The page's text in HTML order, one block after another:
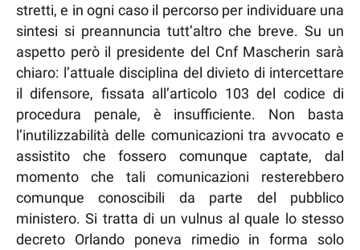
stretti, e in ogni caso il percorso per individuare una
sintesi si preannuncia tutt’altro che breve. Su un
aspetto però il presidente del Cnf Mascherin sarà
chiaro: l’attuale disciplina del divieto di intercettare
il difensore, fissata all’articolo 103 del codice di
procedura penale, è insufficiente. Non basta
l’inutilizzabilità delle comunicazioni tra avvocato e
assistito che fossero comunque captate, dal
momento che tali comunicazioni resterebbero
comunque conoscibili da parte del pubblico
ministero. Si tratta di un vulnus al quale lo stesso
decreto Orlando poneva rimedio in forma solo